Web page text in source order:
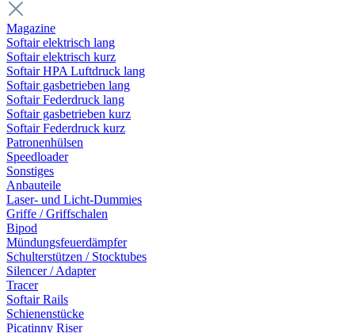
Magazine
Softair elektrisch lang
Softair elektrisch kurz
Softair HPA Luftdruck lang
Softair gasbetrieben lang
Softair Federdruck lang
Softair gasbetrieben kurz
Softair Federdruck kurz
Patronenhülsen
Speedloader
Sonstiges
Anbauteile
Laser- und Licht-Dummies
Griffe / Griffschalen
Bipod
Mündungsfeuerdämpfer
Schulterstützen / Stocktubes
Silencer / Adapter
Tracer
Softair Rails
Schienenstücke
Picatinny Riser